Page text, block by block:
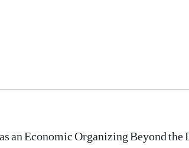
an Economic Organizing Beyond